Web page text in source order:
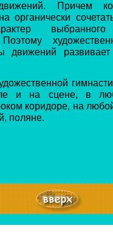
Причем
органически
выбранного
движений
и на сцене, в
коридоре, на
поляне.